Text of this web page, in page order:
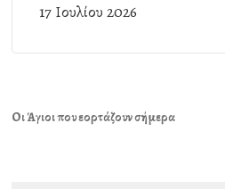
17 Ιουλίου 2026
Οι Άγιοι που εορτάζουν σήμερα